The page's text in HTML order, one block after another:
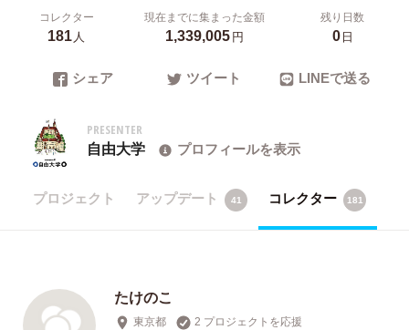
コレクター
181人
現在までに集まった金額
1,339,005円
残り日数
0日
シェア ツイート LINEで送る
PRESENTER
自由大学 プロフィールを表示
プロジェクト アップデート 41 コレクター 181
たけのこ
東京都 2 プロジェクトを応援